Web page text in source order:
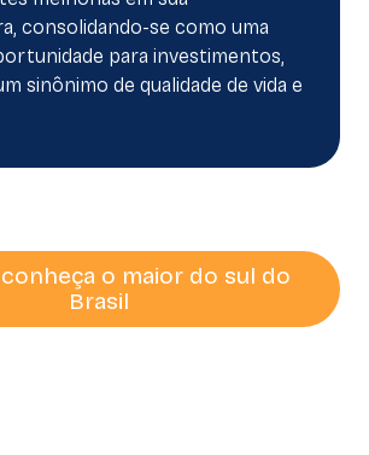
dos Moradores
Corretores
consolidando-se como uma
para investimentos,
sinônimo de qualidade de vida e
o maior do sul do
Brasil